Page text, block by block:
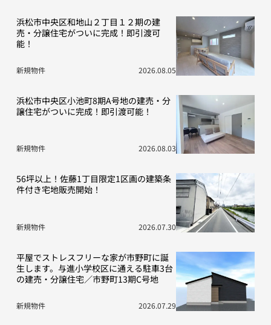
浜松市中央区和地山２丁目１２期の建
売・分譲住宅がついに完成！即引渡可
能！
新規物件 2026.08.05
浜松市中央区小池町8期A号地の建売・分
譲住宅がついに完成！即引渡可能！
新規物件 2026.08.03
56坪以上！佐藤1丁目限定1区画の建築条
件付き宅地販売開始！
新規物件 2026.07.30
平屋でストレスフリーな家が市野町に誕
生します。与進小学校区に通える駐車3台
の建売・分譲住宅／市野町13期C号地
新規物件 2026.07.29